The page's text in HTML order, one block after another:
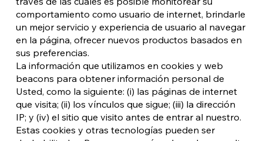
comportamiento como usuario de internet, brindarle
un mejor servicio y experiencia de usuario al navegar
en la página, ofrecer nuevos productos basados en
sus preferencias.
La información que utilizamos en cookies y web
beacons para obtener información personal de
Usted, como la siguiente: (i) las páginas de internet
que visita; (ii) los vínculos que sigue; (iii) la dirección
IP; y (iv) el sitio que visito antes de entrar al nuestro.
Estas cookies y otras tecnologías pueden ser